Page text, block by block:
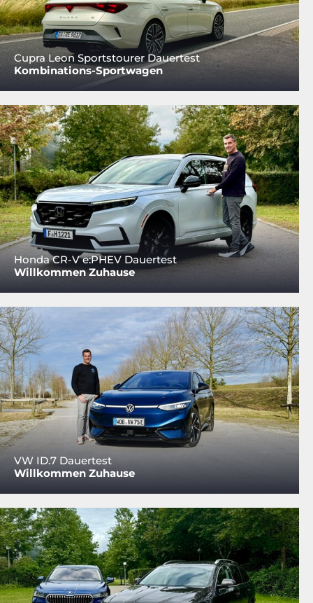
Cupra Leon Sportstourer Dauertest
Kombinations-Sportwagen
Honda CR-V e:PHEV Dauertest
Willkommen Zuhause
VW ID.7 Dauertest
Willkommen Zuhause